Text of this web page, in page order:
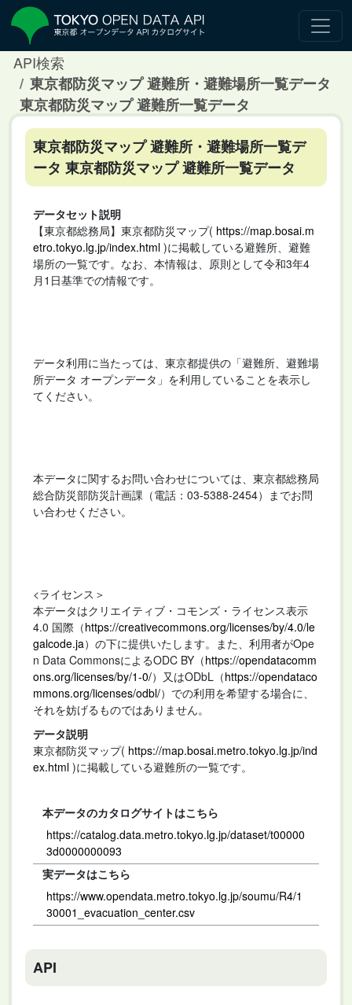
API検索
東京都防災マップ 避難所・避難場所一覧データ
東京都防災マップ 避難所一覧データ
東京都防災マップ 避難所・避難場所一覧デ
ータ 東京都防災マップ 避難所一覧データ
データセット説明
【東京都総務局】東京都防災マップ( https://map.bosai.m
etro.tokyo.lg.jp/index.html )に掲載している避難所、避難
場所の一覧です。なお、本情報は、原則として令和3年4
月1日基準での情報です。
データ利用に当たっては、東京都提供の「避難所、避難場
所データ オープンデータ」を利用していることを表示し
てください。
本データに関するお問い合わせについては、東京都総務局
総合防災部防災計画課（電話：03-5388-2454）までお問
い合わせください。
<ライセンス＞
本データはクリエイティブ・コモンズ・ライセンス表示
4.0 国際（https://creativecommons.org/licenses/by/4.0/le
galcode.ja）の下に提供いたします。また、利用者がOpe
n Data CommonsによるODC BY（https://opendatacomm
ons.org/licenses/by/1-0/）又はODbL（https://opendataco
mmons.org/licenses/odbl/）での利用を希望する場合に、
それを妨げるものではありません。
データ説明
東京都防災マップ( https://map.bosai.metro.tokyo.lg.jp/ind
ex.html )に掲載している避難所の一覧です。
本データのカタログサイトはこちら
https://catalog.data.metro.tokyo.lg.jp/dataset/t00000
3d0000000093
実データはこちら
https://www.opendata.metro.tokyo.lg.jp/soumu/R4/1
30001_evacuation_center.csv
API